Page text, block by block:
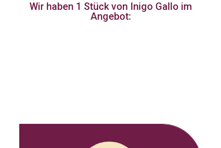
Wir haben 1 Stückvon Inigo Gallo im
Angebot: